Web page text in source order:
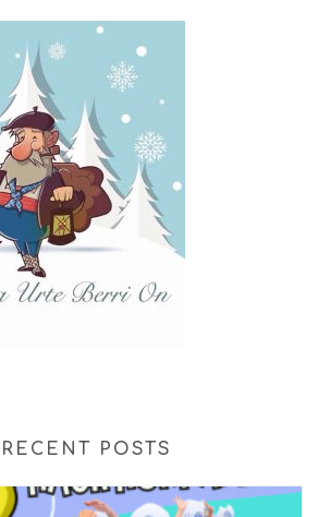
RECENT POSTS